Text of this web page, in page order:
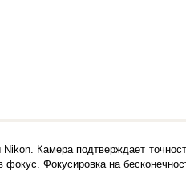
Камера подтверждает
Фокусировка на